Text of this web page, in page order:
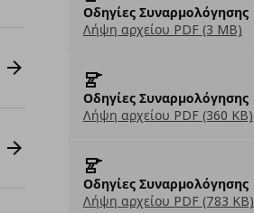
Οδηγίες Συναρμολόγησης
Λήψη αρχείου PDF (3 MB)
Οδηγίες Συναρμολόγησης
Λήψη αρχείου PDF (360 KB)
Οδηγίες Συναρμολόγησης
Λήψη αρχείου PDF (783 KB)